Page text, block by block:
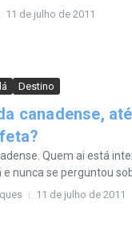
11 de julho de 2011
Destino
canadense,
Quem ai está
nunca se perguntou
11 de julho de 2011